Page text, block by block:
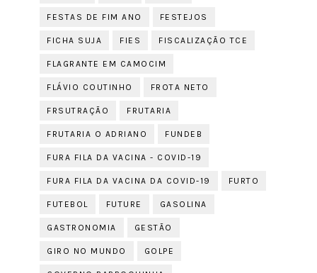
FESTAS DE FIM ANO FESTEJOS
FICHA SUJA FIES FISCALIZAÇÃO TCE
FLAGRANTE EM CAMOCIM
FLÁVIO COUTINHO FROTA NETO
FRSUTRAÇÃO FRUTARIA
FRUTARIA O ADRIANO FUNDEB
FURA FILA DA VACINA - COVID-19
FURA FILA DA VACINA DA COVID-19 FURTO
FUTEBOL FUTURE GASOLINA
GASTRONOMIA GESTÃO
GIRO NO MUNDO GOLPE